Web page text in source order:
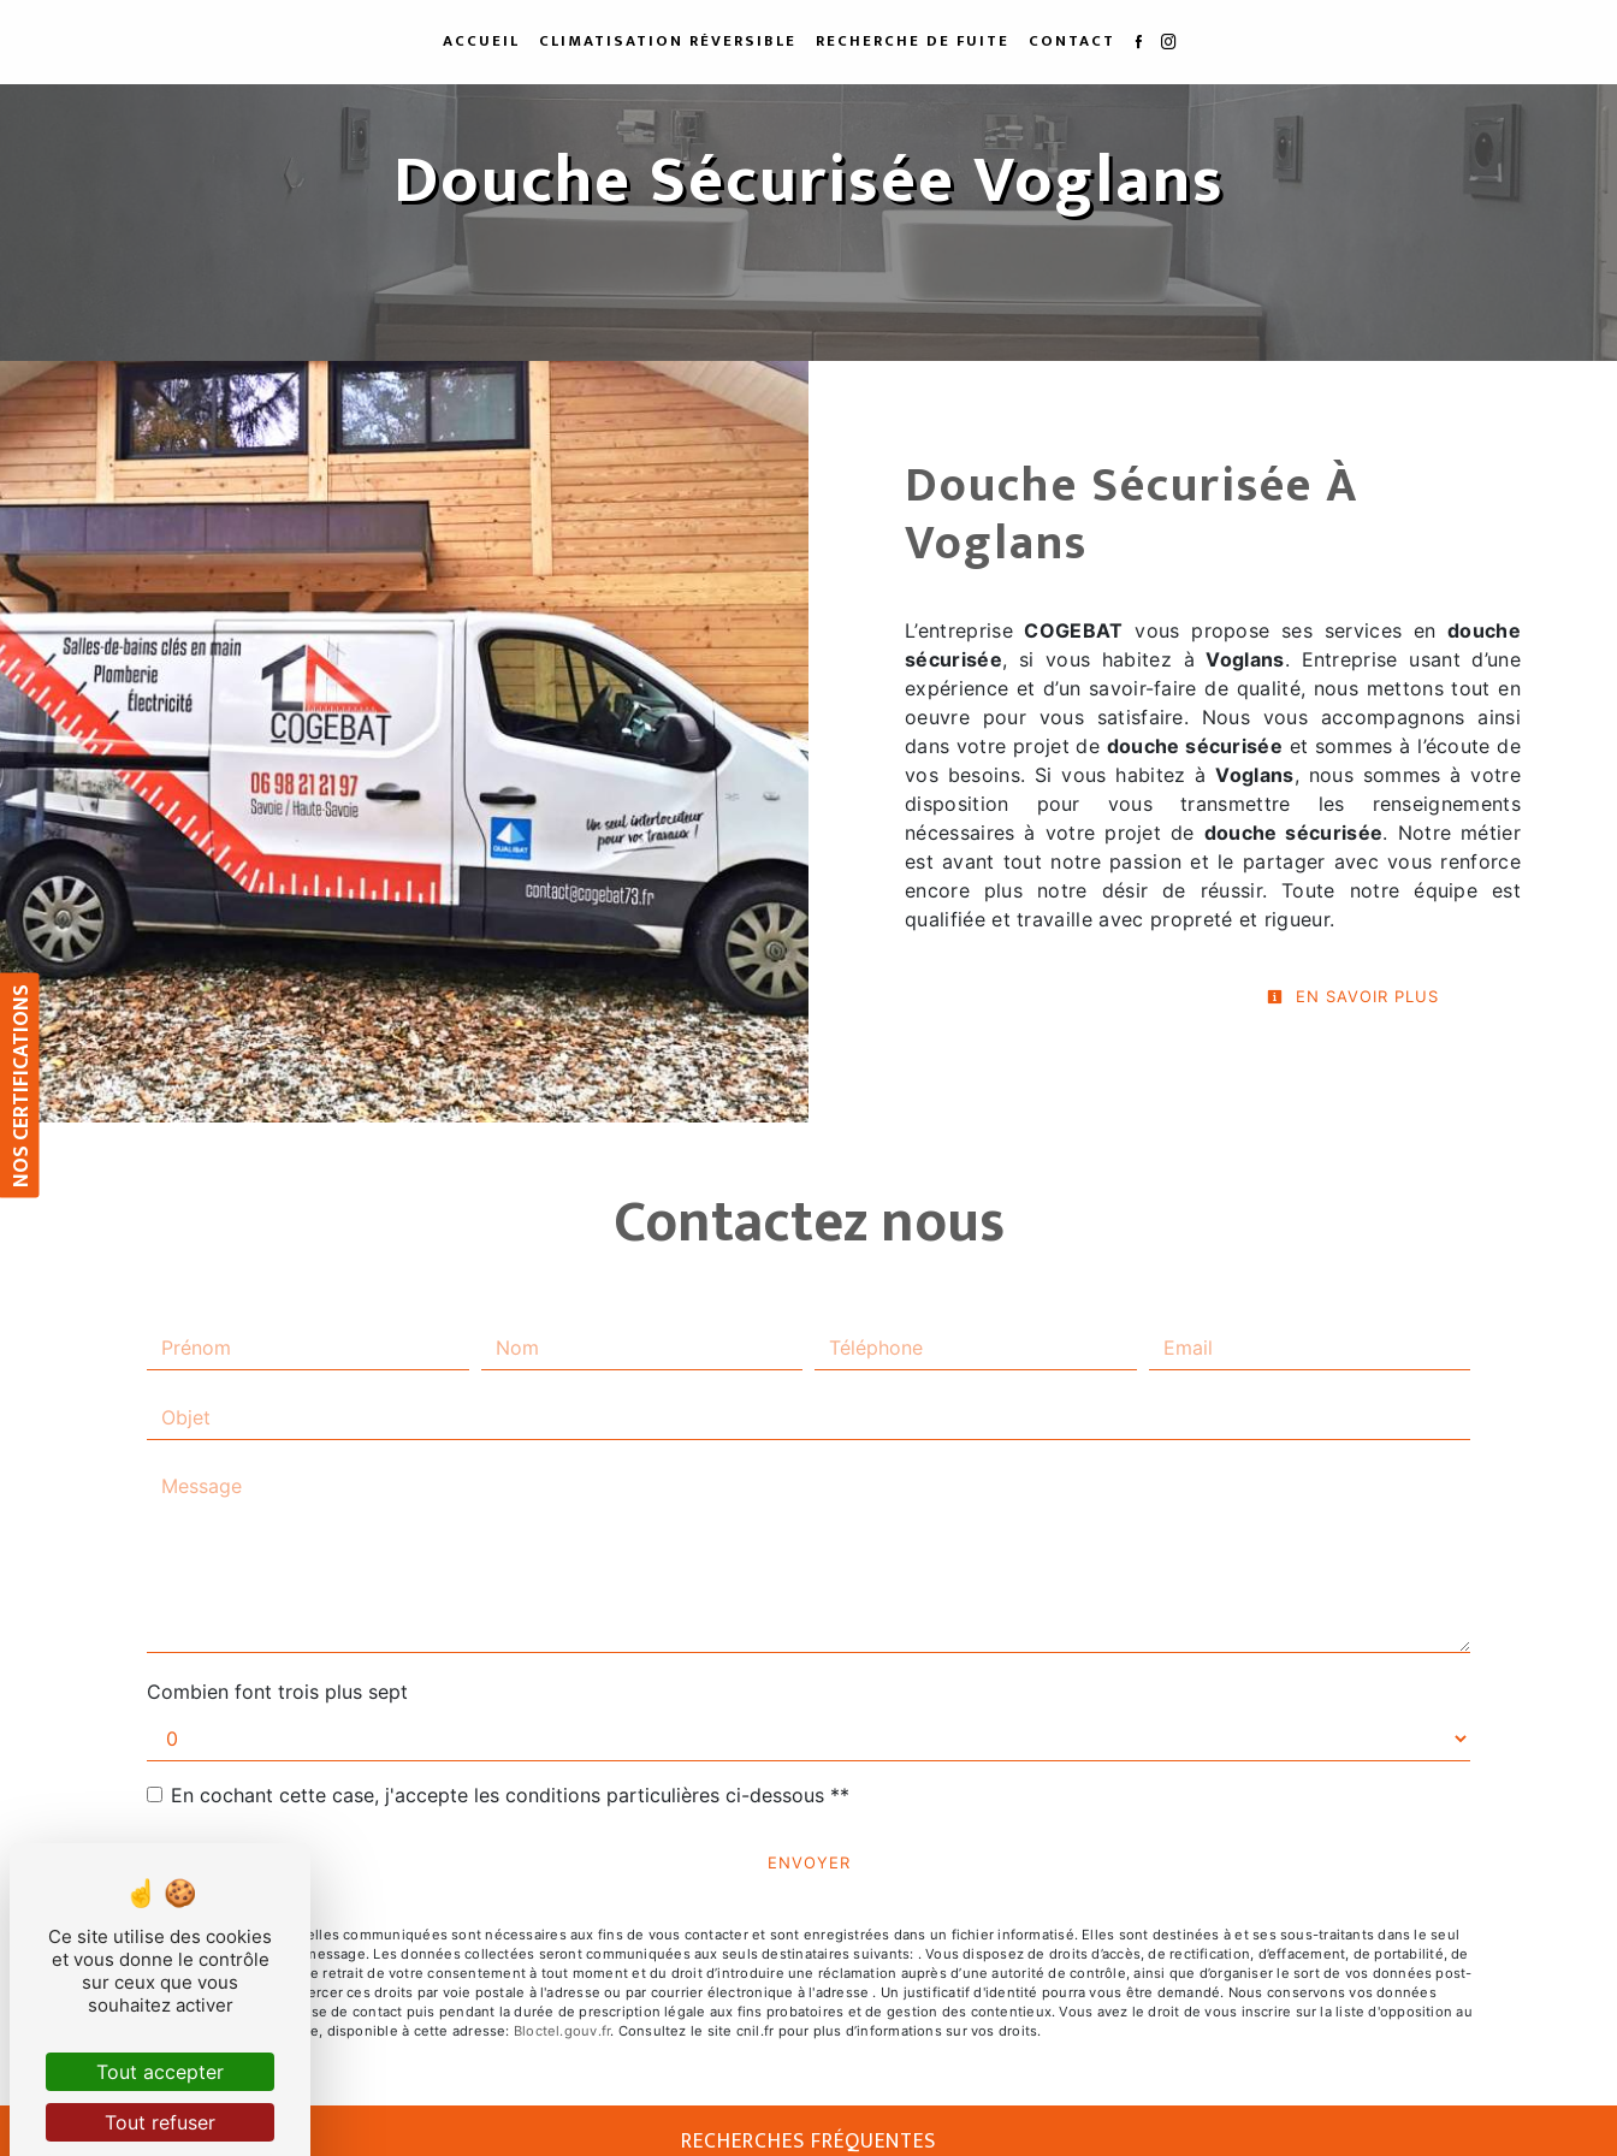
NOS CERTIFICATIONS
ACCUEIL CLIMATISATION RÉVERSIBLE RECHERCHE DE FUITE CONTACT
Douche Sécurisée Voglans
Douche Sécurisée À
Voglans
L’entrepriseCOGEBAT vous propose ses services endouche
sécurisée, si vous habitez àVoglans. Entreprise usant d’une
expérience et d’un savoir-faire de qualité, nous mettons tout en
oeuvre pour vous satisfaire. Nous vous accompagnons ainsi
dans votre projet de douche sécurisée et sommes à l’écoute de
vos besoins. Si vous habitez àVoglans, nous sommes à votre
disposition pour vous transmettre les renseignements
nécessaires à votre projet de douche sécurisée. Notre métier
est avant tout notre passion et le partager avec vous renforce
encore plus notre désir de réussir. Toute notre équipe est
qualifiée et travaille avec propreté et rigueur.
EN SAVOIR PLUS
Contactez nous
Combien font trois plus sept
En cochant cette case, j'accepte les conditions particulières ci-dessous **
ENVOYER
** Les données personnelles communiquées sont nécessaires aux fins de vous contacter et sont enregistrées dans un fichier informatisé. Elles sont destinées à et ses sous-traitants dans le seul
but de répondre à votre message. Les données collectées seront communiquées aux seuls destinataires suivants: . Vous disposez de droits d’accès, de rectification, d’effacement, de portabilité, de
limitation, d’opposition, de retrait de votre consentement à tout moment et du droit d’introduire une réclamation auprès d’une autorité de contrôle, ainsi que d’organiser le sort de vos données post-
mortem. Vous pouvez exercer ces droits par voie postale à l'adresse ou par courrier électronique à l'adresse . Un justificatif d'identité pourra vous être demandé. Nous conservons vos données
pendant la période de prise de contact puis pendant la durée de prescription légale aux fins probatoires et de gestion des contentieux. Vous avez le droit de vous inscrire sur la liste d'opposition au
démarchage téléphonique, disponible à cette adresse: Bloctel.gouv.fr. Consultez le site cnil.fr pour plus d’informations sur vos droits.
RECHERCHES FRÉQUENTES
Ce site utilise des cookies
et vous donne le contrôle
sur ceux que vous
souhaitez activer
Tout accepter
Tout refuser